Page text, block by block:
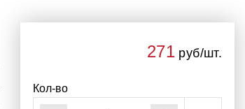
271 руб/шт.
Кол-во